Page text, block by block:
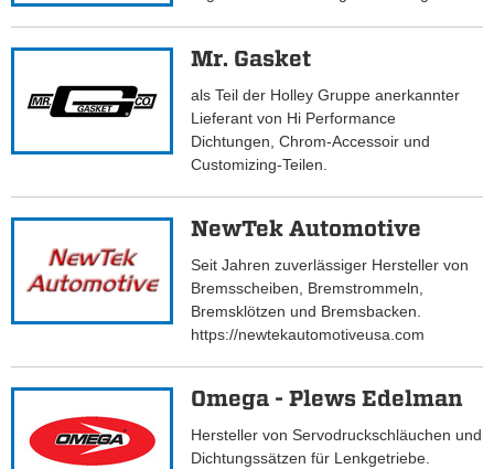
Mr. Gasket
als Teil der Holley Gruppe anerkannter
Lieferant von Hi Performance
Dichtungen, Chrom-Accessoir und
Customizing-Teilen.
NewTek Automotive
Seit Jahren zuverlässiger Hersteller von
Bremsscheiben, Bremstrommeln,
Bremsklötzen und Bremsbacken.
https://newtekautomotiveusa.com
Omega - Plews Edelman
Hersteller von Servodruckschläuchen und
Dichtungssätzen für Lenkgetriebe.